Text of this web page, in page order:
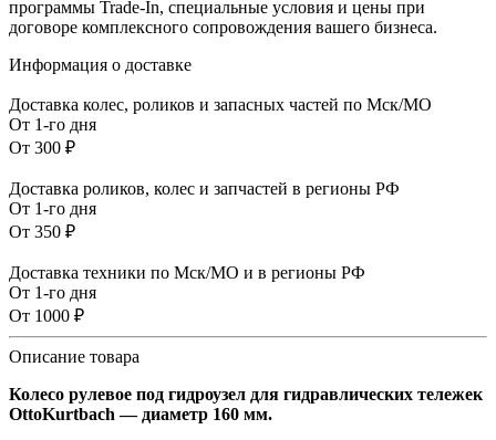
программы Trade-In, специальные условия и цены при
договоре комплексного сопровождения вашего бизнеса.
Информация о доставке
Доставка колес, роликов и запасных частей по Мск/МО
От 1-го дня
От 300 ₽
Доставка роликов, колес и запчастей в регионы РФ
От 1-го дня
От 350 ₽
Доставка техники по Мск/МО и в регионы РФ
От 1-го дня
От 1000 ₽
Описание товара
Колесо рулевое под гидроузел для гидравлических тележек
OttoKurtbach — диаметр 160 мм.